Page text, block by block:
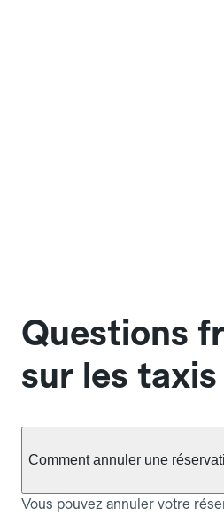
Questions
sur les
Comment annuler une
Vous pouvez annuler votre